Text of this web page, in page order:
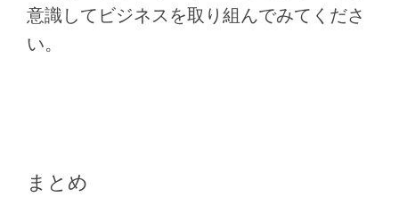
意識してビジネスを取り組んでみてくださ
い。
まとめ